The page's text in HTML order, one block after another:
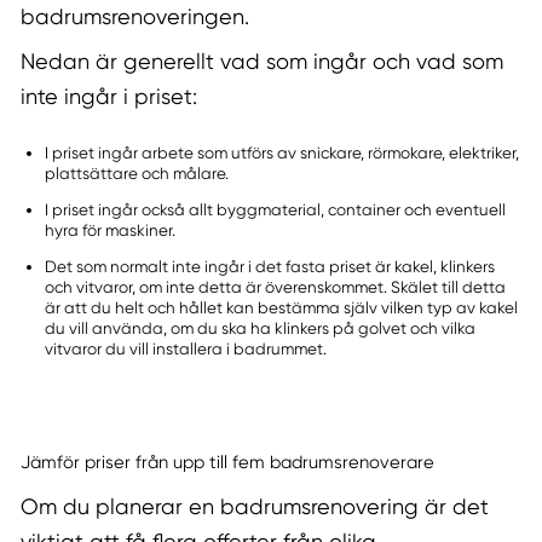
badrumsrenoveringen.
Nedan är generellt vad som ingår och vad som
inte ingår i priset:
I priset ingår arbete som utförs av snickare, rörmokare, elektriker,
plattsättare och målare.
I priset ingår också allt byggmaterial, container och eventuell
hyra för maskiner.
Det som normalt inte ingår i det fasta priset är kakel, klinkers
och vitvaror, om inte detta är överenskommet. Skälet till detta
är att du helt och hållet kan bestämma själv vilken typ av kakel
du vill använda, om du ska ha klinkers på golvet och vilka
vitvaror du vill installera i badrummet.
Jämför priser från upp till fem badrumsrenoverare
Om du planerar en badrumsrenovering är det